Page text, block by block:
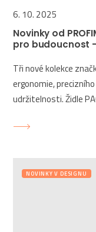
6. 10. 2025
Novinky od
pro budoucnost
Tři nové kolekce
ergonomie,
udržitelnosti. Židle
NOVINKY V DESIGNU